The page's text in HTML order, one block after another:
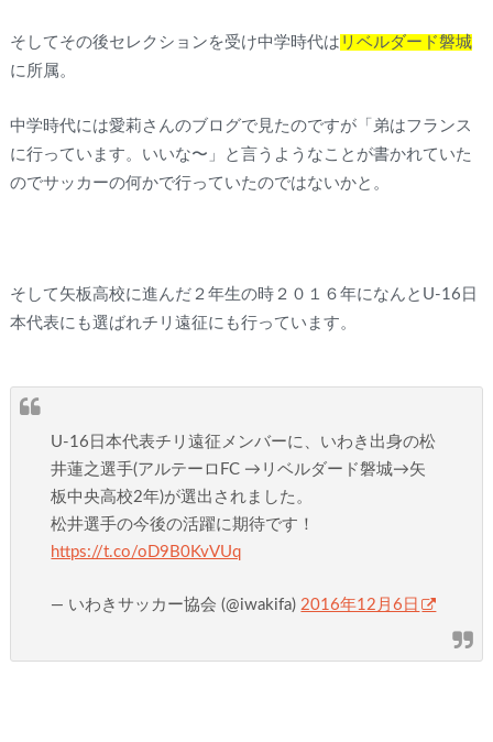
そしてその後セレクションを受け中学時代は リベルダード磐城
に所属。
中学時代には愛莉さんのブログで見たのですが「弟はフランス
に行っています。いいな〜」と言うようなことが書かれていた
のでサッカーの何かで行っていたのではないかと。
そして矢板高校に進んだ２年生の時２０１６年になんとU-16日
本代表にも選ばれチリ遠征にも行っています。
U-16日本代表チリ遠征メンバーに、いわき出身の松
井蓮之選手(アルテーロFC →リベルダード磐城→矢
板中央高校2年)が選出されました。
松井選手の今後の活躍に期待です！
https://t.co/oD9B0KvVUq
— いわきサッカー協会 (@iwakifa) 2016年12月6日